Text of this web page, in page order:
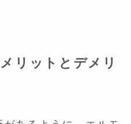
リットとデメリ